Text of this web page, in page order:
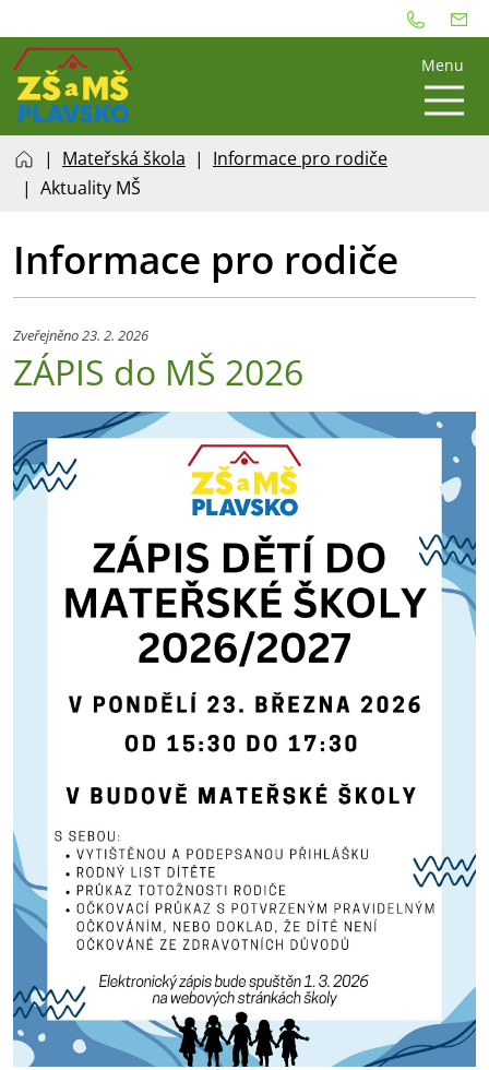
Menu
Mateřská škola
Informace pro rodiče
Aktuality MŠ
Informace pro rodiče
Zveřejněno 23. 2. 2026
ZÁPIS do MŠ 2026